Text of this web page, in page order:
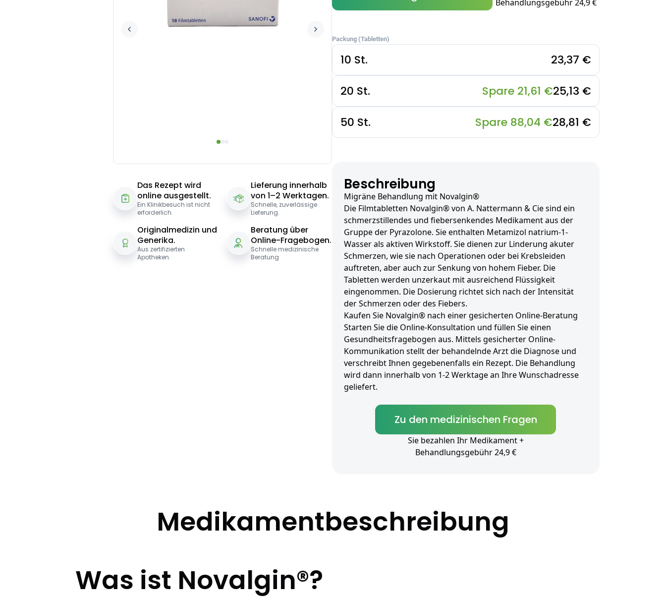
Das Rezept wird
online ausgestellt.
Ein Klinikbesuch ist nicht
erforderlich.
Lieferung innerhalb
von 1–2 Werktagen.
Schnelle, zuverlässige
Lieferung.
Originalmedizin und
Generika.
Aus zertifizierten
Apotheken.
Beratung über
Online-Fragebogen.
Schnelle medizinische
Beratung
Behandlungsgebühr 24,9 €
Packung (Tabletten)
10 St. 23,37 €
20 St. Spare 21,61 €25,13 €
50 St. Spare 88,04 €28,81 €
Beschreibung
Migräne Behandlung mit Novalgin®
Die Filmtabletten Novalgin® von A. Nattermann & Cie sind ein
schmerzstillendes und fiebersenkendes Medikament aus der
Gruppe der Pyrazolone. Sie enthalten Metamizol natrium-1-
Wasser als aktiven Wirkstoff. Sie dienen zur Linderung akuter
Schmerzen, wie sie nach Operationen oder bei Krebsleiden
auftreten, aber auch zur Senkung von hohem Fieber. Die
Tabletten werden unzerkaut mit ausreichend Flüssigkeit
eingenommen. Die Dosierung richtet sich nach der Intensität
der Schmerzen oder des Fiebers.
Kaufen Sie Novalgin® nach einer gesicherten Online-Beratung
Starten Sie die Online-Konsultation und füllen Sie einen
Gesundheitsfragebogen aus. Mittels gesicherter Online-
Kommunikation stellt der behandelnde Arzt die Diagnose und
verschreibt Ihnen gegebenenfalls ein Rezept. Die Behandlung
wird dann innerhalb von 1-2 Werktage an Ihre Wunschadresse
geliefert.
Zu den medizinischen Fragen
Sie bezahlen Ihr Medikament +
Behandlungsgebühr 24,9 €
Medikamentbeschreibung
Was ist Novalgin®?